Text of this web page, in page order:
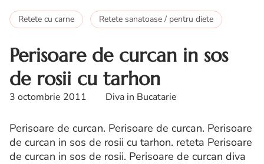
Retete cu carne Retete sanatoase / pentru diete
Perisoare de curcan in sos
de rosii cu tarhon
3 octombrie 2011 Diva in Bucatarie
Perisoare de curcan. Perisoare de curcan. Perisoare
de curcan in sos de rosii cu tarhon. reteta Perisoare
de curcan in sos de rosii. Perisoare de curcan diva